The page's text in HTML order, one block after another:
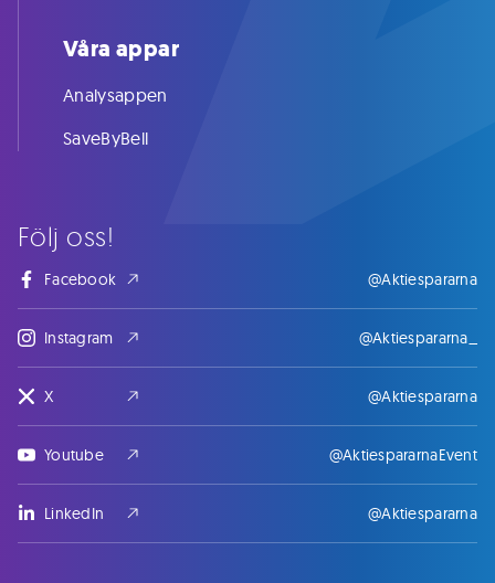
Följ oss!
Facebook @Aktiespararna
Instagram @Aktiespararna_
X @Aktiespararna
Youtube @AktiespararnaEvent
LinkedIn @Aktiespararna
Våra appar
Analysappen
SaveByBell